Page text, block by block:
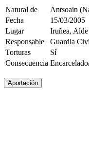
Natural de
Antsoain
Fecha
15/03/2005
Lugar
Iruñea,
Responsable
Guardia
Torturas
Sí
Consecuencia